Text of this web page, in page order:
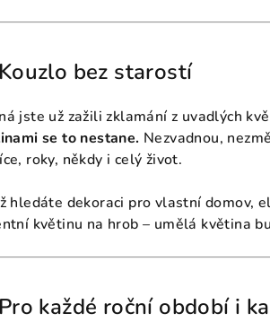
bez starostí
jste už zažili zklamání z uvadlých
se to nestane. Nezvadnou,
roky, někdy i celý život.
hledáte dekoraci pro vlastní domov,
květinu na hrob – umělá květina
každé roční období i